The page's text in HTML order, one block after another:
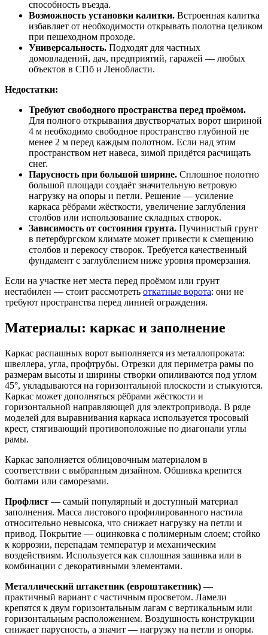
способность въезда.
Возможность установки калитки. Встроенная калитка
избавляет от необходимости открывать полотна целиком
при пешеходном проходе.
Универсальность. Подходят для частных
домовладений, дач, предприятий, гаражей — любых
объектов в СПб и Ленобласти.
Недостатки:
Требуют свободного пространства перед проёмом.
Для полного открывания двустворчатых ворот шириной
4 м необходимо свободное пространство глубиной не
менее 2 м перед каждым полотном. Если над этим
пространством нет навеса, зимой придётся расчищать
снег.
Парусность при большой ширине. Сплошное полотно
большой площади создаёт значительную ветровую
нагрузку на опоры и петли. Решение — усиление
каркаса рёбрами жёсткости, увеличение заглубления
столбов или использование складных створок.
Зависимость от состояния грунта. Пучинистый грунт
в петербургском климате может привести к смещению
столбов и перекосу створок. Требуется качественный
фундамент с заглублением ниже уровня промерзания.
Если на участке нет места перед проёмом или грунт
нестабилен — стоит рассмотреть откатные ворота: они не
требуют пространства перед линией ограждения.
Материалы: каркас и заполнение
Каркас распашных ворот выполняется из металлопроката:
швеллера, угла, профтрубы. Отрезки для периметра рамы по
размерам высоты и ширины створки опиливаются под углом
45°, укладываются на горизонтальной плоскости и стыкуются.
Каркас может дополняться рёбрами жёсткости и
горизонтальной направляющей для электропривода. В ряде
моделей для выравнивания каркаса используется тросовый
крест, стягивающий противоположные по диагонали углы
рамы.
Каркас заполняется облицовочным материалом в
соответствии с выбранным дизайном. Обшивка крепится
болтами или саморезами.
Профлист — самый популярный и доступный материал
заполнения. Масса листового профилированного настила
относительно невысока, что снижает нагрузку на петли и
привод. Покрытие — оцинковка с полимерным слоем; стойко
к коррозии, перепадам температур и механическим
воздействиям. Используется как сплошная зашивка или в
комбинации с декоративными элементами.
Металлический штакетник (евроштакетник) —
практичный вариант с частичным просветом. Ламели
крепятся к двум горизонтальным лагам с вертикальным или
горизонтальным расположением. Воздушность конструкции
снижает парусность, а значит — нагрузку на петли и опоры.